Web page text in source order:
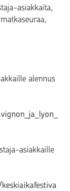
asiakkaita,
alennus
asiakkaille